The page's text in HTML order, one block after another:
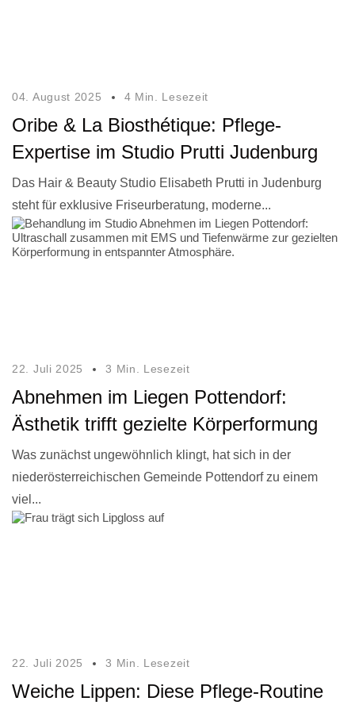
04. August 2025 4 Min. Lesezeit
Oribe & La Biosthétique: Pflege-
Expertise im Studio Prutti Judenburg
Das Hair & Beauty Studio Elisabeth Prutti in Judenburg
steht für exklusive Friseurberatung, moderne...
22. Juli 2025 3 Min. Lesezeit
Abnehmen im Liegen Pottendorf:
Ästhetik trifft gezielte Körperformung
Was zunächst ungewöhnlich klingt, hat sich in der
niederösterreichischen Gemeinde Pottendorf zu einem
viel...
22. Juli 2025 3 Min. Lesezeit
Weiche Lippen: Diese Pflege-Routine